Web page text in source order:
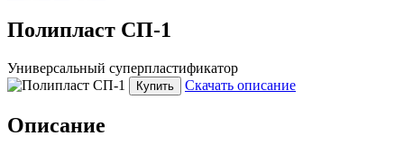
Полипласт СП-1
Универсальный суперпластификатор
Купить Скачать описание
Описание